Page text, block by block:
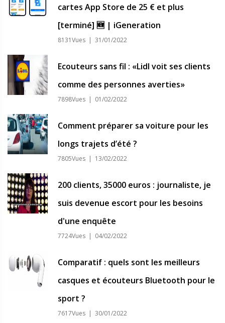
cartes App Store de 25 € et plus
[terminé] 🆕 | iGeneration
8131Vues | 31/01/2022
Ecouteurs sans fil : «Lidl voit ses clients
comme des personnes averties»
7898Vues | 01/02/2022
Comment préparer sa voiture pour les
longs trajets d’été ?
7805Vues | 13/02/2022
200 clients, 35000 euros : journaliste, je
suis devenue escort pour les besoins
d'une enquête
7724Vues | 04/02/2022
Comparatif : quels sont les meilleurs
casques et écouteurs Bluetooth pour le
sport ?
7617Vues | 30/01/2022